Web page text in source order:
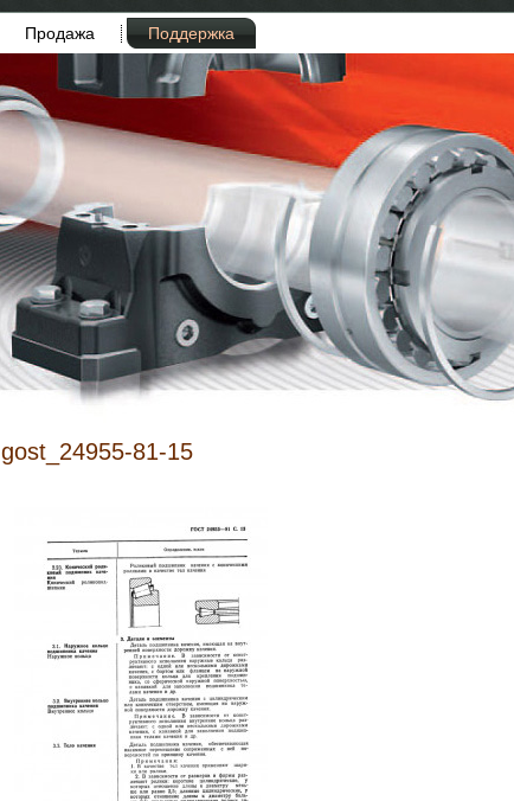
Продажа Поддержка
gost_24955-81-15